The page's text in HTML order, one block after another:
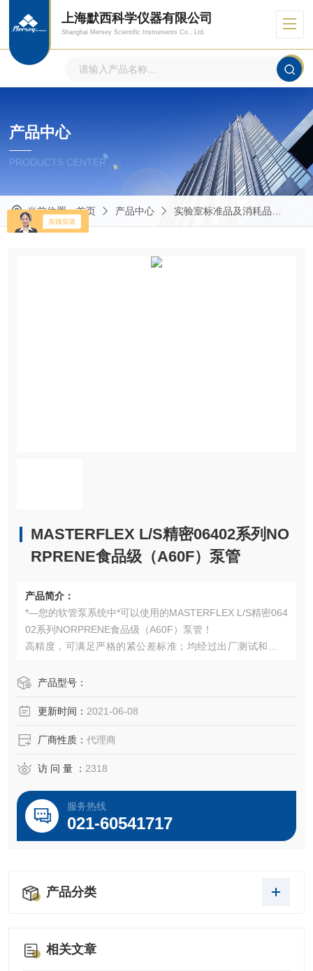
上海默西科学仪器有限公司
Shanghai Mersey Scientific Instruments Co., Ltd.
产品中心
PRODUCTS CENTER
当前位置：首页 产品中心 实验室标准品及消耗品
MASTERFLEX L/S精密06402系列NO
RPRENE食品级（A60F）泵管
产品简介：
*—您的软管泵系统中*可以使用的MASTERFLEX L/S精密064
02系列NORPRENE食品级（A60F）泵管！
高精度，可满足严格的紧公差标准；均经过出厂测试和光学
管寿命较长，请在您的泵管应用中仅使用Masterflex泵管。
产品型号：
更新时间： 2021-06-08
厂商性质： 代理商
访 问 量 ： 2318
服务热线
021-60541717
产品分类
相关文章